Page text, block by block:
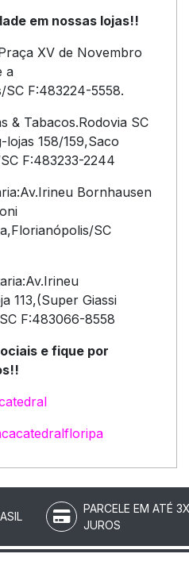
em nossas lojas!!
XV de Novembro
a
F:483224-5558.
& Tabacos.Rodovia SC
158/159,Saco
F:483233-2244
Bornhausen
SC
113,(Super Giassi
F:483066-8558
e fique por
PARCELE EM ATÉ
JUROS